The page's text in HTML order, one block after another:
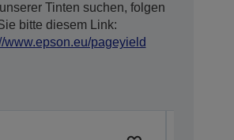
Tinten suchen, folgen
bitte diesem Link:
www.epson.eu/pageyield